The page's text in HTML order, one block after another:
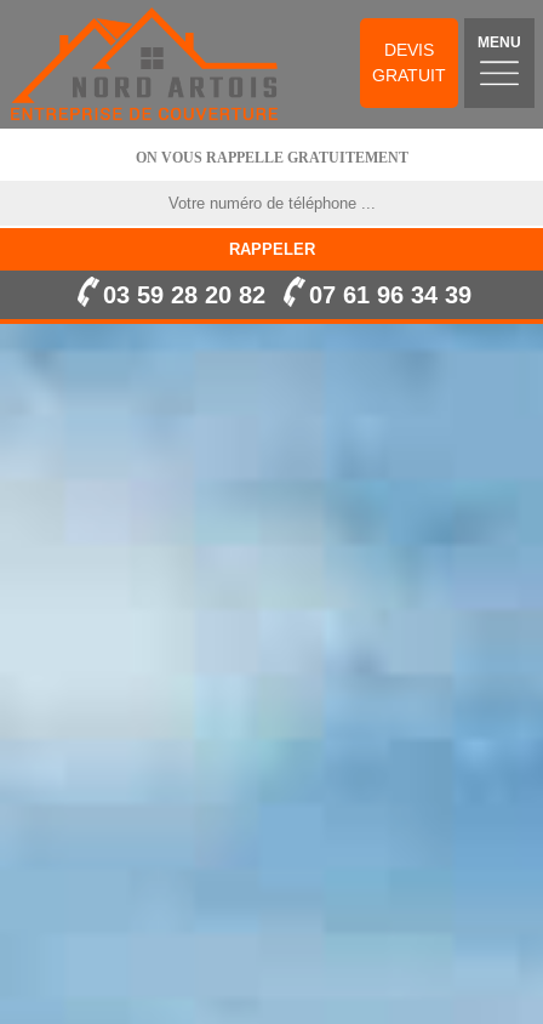
DEVIS
GRATUIT
MENU
ON VOUS RAPPELLE GRATUITEMENT
03 59 28 20 82 07 61 96 34 39